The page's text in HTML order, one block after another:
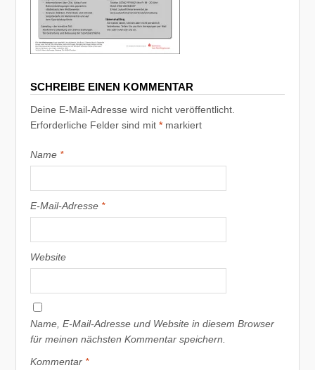
SCHREIBE EINEN KOMMENTAR
Deine E-Mail-Adresse wird nicht veröffentlicht.
Erforderliche Felder sind mit* markiert
Name *
E-Mail-Adresse *
Website
Name, E-Mail-Adresse und Website in diesem Browser
für meinen nächsten Kommentar speichern.
Kommentar *